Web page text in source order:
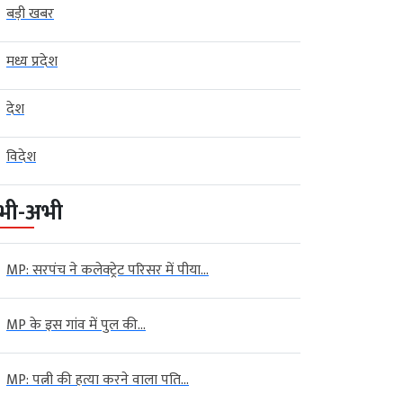
बड़ी खबर
मध्य प्रदेश
देश
विदेश
अभी
MP: सरपंच ने कलेक्ट्रेट परिसर में पीया...
MP के इस गांव में पुल की...
MP: पत्नी की हत्या करने वाला पति...